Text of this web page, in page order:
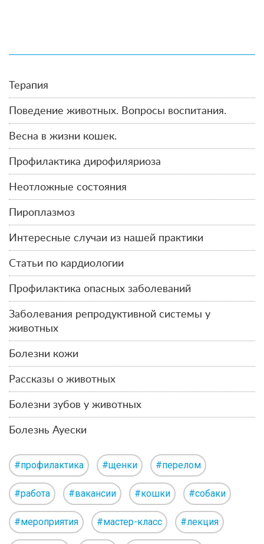
Терапия
Поведение животных. Вопросы воспитания.
Весна в жизни кошек.
Профилактика дирофиляриоза
Неотложные состояния
Пироплазмоз
Интересные случаи из нашей практики
Статьи по кардиологии
Профилактика опасных заболеваний
Заболевания репродуктивной системы у
животных
Болезни кожи
Рассказы о животных
Болезни зубов у животных
Болезнь Ауески
#профилактика #щенки #перелом
#работа #вакансии #кошки #собаки
#мероприятия #мастер-класс #лекция